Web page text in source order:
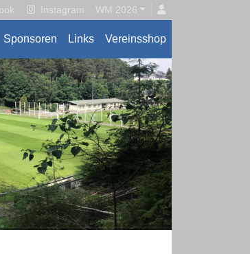
Instagram WM 2026
Sponsoren Links Vereinsshop